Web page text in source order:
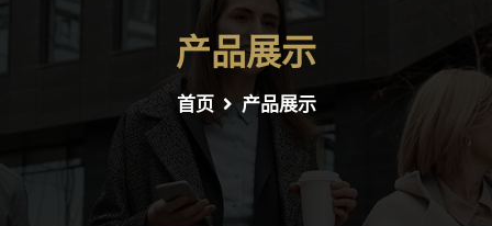
产品展示
首页 产品展示